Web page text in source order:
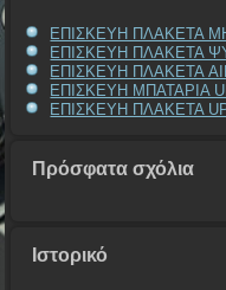
ΕΠΙΣΚΕΥΗ ΠΛΑΚΕΤΑ
ΕΠΙΣΚΕΥΗ ΠΛΑΚΕΤΑ
ΕΠΙΣΚΕΥΗ ΠΛΑΚΕΤΑ
ΕΠΙΣΚΕΥΗ ΜΠΑΤΑΡΙΑ
ΕΠΙΣΚΕΥΗ ΠΛΑΚΕΤΑ
Πρόσφατα σχόλια
Ιστορικό